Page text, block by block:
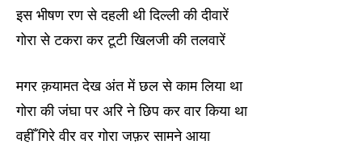
इस भीषण रण से दहली थी दिल्ली की दीवारें
गोरा से टकरा कर टूटी खिलजी की तलवारें
मगर क़यामत देख अंत में छल से काम लिया था
गोरा की जंघा पर अरि ने छिप कर वार किया था
वहीँ गिरे वीर वर गोरा जफ़र सामने आया